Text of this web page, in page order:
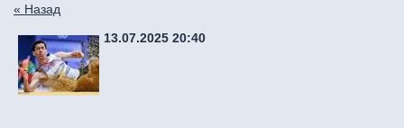
« Назад
13.07.2025 20:40